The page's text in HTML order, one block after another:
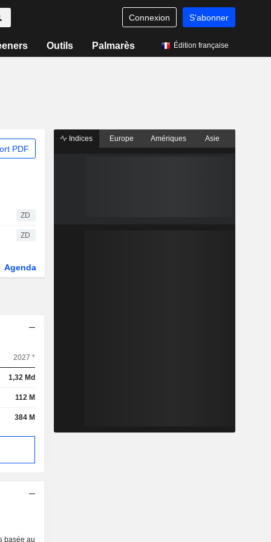
Connexion S'abonner
Outils Palmarès Édition française
PDF
ZD
ZD
Agenda
2027 *
1,32 Md
112 M
384 M
basée au
Indices Europe Amériques Asie